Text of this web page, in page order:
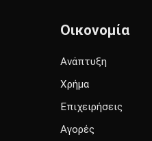
Οικονομία
Ανάπτυξη
Χρήμα
Επιχειρήσεις
Αγορές